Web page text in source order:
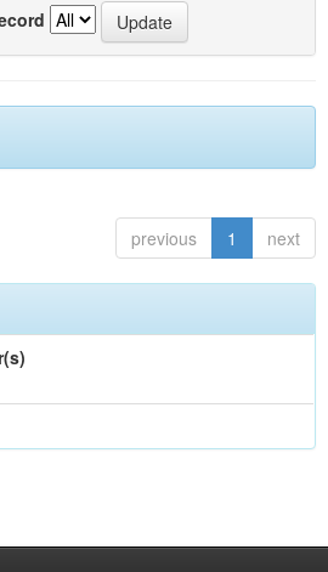
previous 1 next